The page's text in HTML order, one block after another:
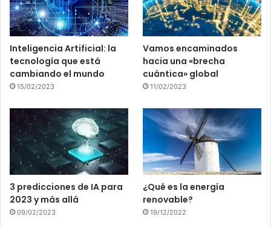
Inteligencia Artificial: la
tecnología que está
cambiando el mundo
15/02/2023
Vamos encaminados
hacia una «brecha
cuántica» global
11/02/2023
3 predicciones de IA para
2023 y más allá
09/02/2023
¿Qué es la energía
renovable?
19/12/2022